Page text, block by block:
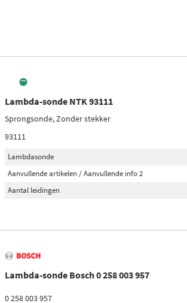
Lambda-sonde NTK 93111
Sprongsonde, Zonder stekker
93111
Lambdasonde
Aanvullende artikelen / Aanvullende info 2
Aantal leidingen
Lambda-sonde Bosch 0 258 003 957
0 258 003 957